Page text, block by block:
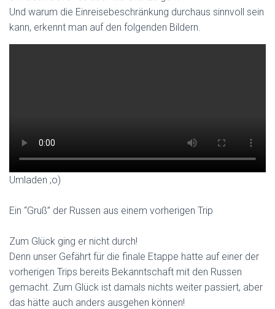
Und warum die Einreisebeschränkung durchaus sinnvoll sein
kann, erkennt man auf den folgenden Bildern.
Umladen ;o)
Ein “Gruß” der Russen aus einem vorherigen Trip
Zum Glück ging er nicht durch!
Denn unser Gefährt für die finale Etappe hatte auf einer der
vorherigen Trips bereits Bekanntschaft mit den Russen
gemacht. Zum Glück ist damals nichts weiter passiert, aber
das hätte auch anders ausgehen können!